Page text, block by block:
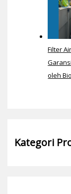
Filter
oleh
Kategori